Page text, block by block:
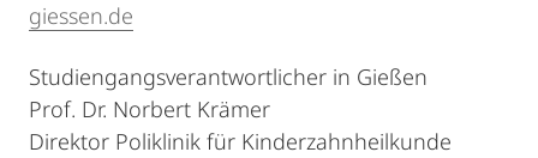
giessen.de
Studiengangsverantwortlicher in Gießen
Prof. Dr. Norbert Krämer
Direktor Poliklinik für Kinderzahnheilkunde